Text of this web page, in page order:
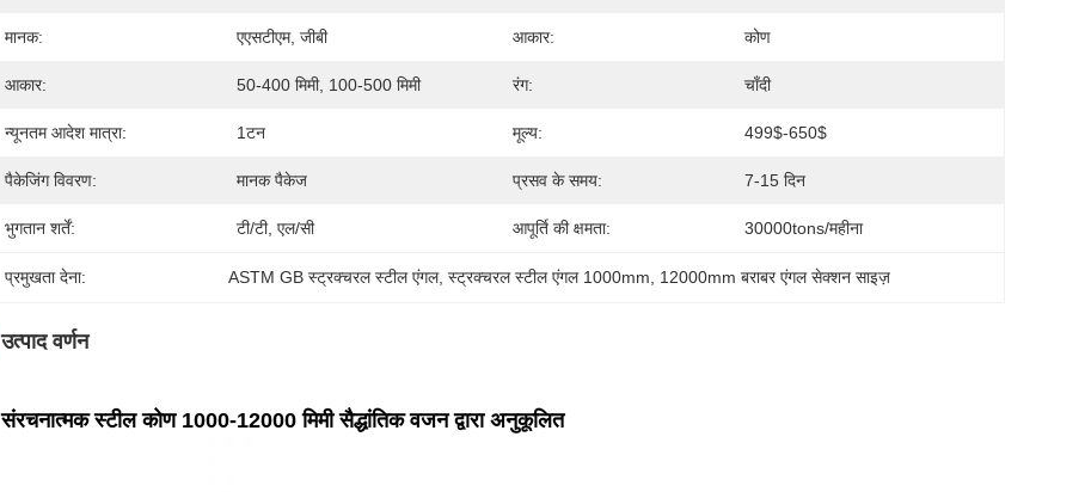
मानक: एएसटीएम, जीबी आकार: कोण
आकार: 50-400 मिमी, 100-500 मिमी रंग: चाँदी
न्यूनतम आदेश मात्रा: 1टन मूल्य: 499$-650$
पैकेजिंग विवरण: मानक पैकेज प्रसव के समय: 7-15 दिन
भुगतान शर्तें: टी/टी, एल/सी आपूर्ति की क्षमता: 30000tons/महीना
प्रमुखता देना: ASTM GB स्ट्रक्चरल स्टील एंगल, स्ट्रक्चरल स्टील एंगल 1000mm 12000mm बराबर एंगल सेक्शन साइज़
उत्पाद वर्णन
संरचनात्मक स्टील कोण 1000-12000 मिमी सैद्धांतिक वजन द्वारा अनुकूलित